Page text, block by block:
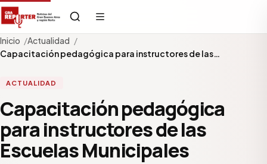
Inicio
Actualidad
Capacitación pedagógica para instructores de las…
ACTUALIDAD
Capacitación pedagógica
para instructores de las
Escuelas Municipales